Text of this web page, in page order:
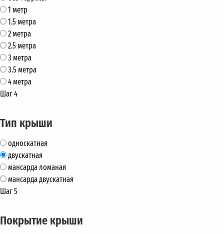
1 метр
1.5 метра
2 метра
2.5 метра
3 метра
3.5 метра
4 метра
Шаг 4
Тип крыши
односкатная
двускатная
мансарда ломаная
мансарда двускатная
Шаг 5
Покрытие крыши